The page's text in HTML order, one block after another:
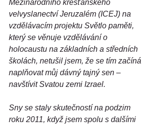
Mezinárodního křesťanského
velvyslanectví Jeruzalém (ICEJ) na
vzdělávacím projektu Světlo paměti,
který se věnuje vzdělávání o
holocaustu na základních a středních
školách, netušil jsem, že se tím začíná
naplňovat můj dávný tajný sen –
navštívit Svatou zemi Izrael.
Sny se staly skutečností na podzim
roku 2011, když jsem spolu s dalšími